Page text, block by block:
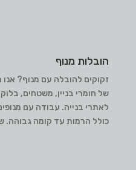
הובלות מנוף
זקוקים להובלה עם מנוף?
של חומרי בניין, משטחים,
לאתרי בנייה. עבודה עם
כולל הרמות עד קומה גבוהה.